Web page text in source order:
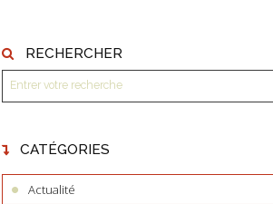
RECHERCHER
CATÉGORIES
Actualité